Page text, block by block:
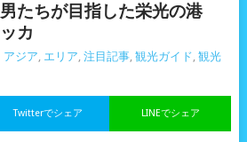
たちが目指した栄光の港
カ
アジア, エリア, 注目記事, 観光ガイド, 観光
LINEでシェア
Twitterでシェア